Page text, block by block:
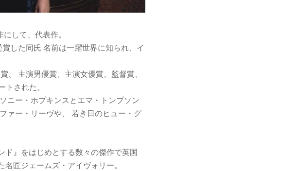
して、代表作。
した同氏 名前は一躍世界に知られ、イ
、 主演男優賞、主演女優賞、監督賞、
トされた。
ニー・ホプキンスとエマ・トンプソン
ァー・リーヴや、 若き日のヒュー・グ
ド』をはじめとする数々の傑作で英国
匠ジェームズ・アイヴォリー。